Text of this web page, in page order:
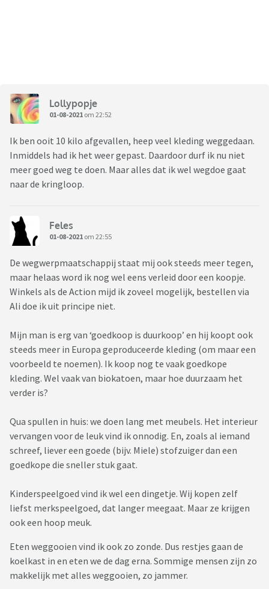
Lollypopje
01-08-2021 om 22:52
Ik ben ooit 10 kilo afgevallen, heep veel kleding weggedaan.
Inmiddels had ik het weer gepast. Daardoor durf ik nu niet
meer goed weg te doen. Maar alles dat ik wel wegdoe gaat
naar de kringloop.
Feles
01-08-2021 om 22:55
De wegwerpmaatschappij staat mij ook steeds meer tegen,
maar helaas word ik nog wel eens verleid door een koopje.
Winkels als de Action mijd ik zoveel mogelijk, bestellen via
Ali doe ik uit principe niet.
Mijn man is erg van ‘goedkoop is duurkoop’ en hij koopt ook
steeds meer in Europa geproduceerde kleding (om maar een
voorbeeld te noemen). Ik koop nog te vaak goedkope
kleding. Wel vaak van biokatoen, maar hoe duurzaam het
verder is?
Qua spullen in huis: we doen lang met meubels. Het interieur
vervangen voor de leuk vind ik onnodig. En, zoals al iemand
schreef, liever een goede (bijv. Miele) stofzuiger dan een
goedkope die sneller stuk gaat.
Kinderspeelgoed vind ik wel een dingetje. Wij kopen zelf
liefst merkspeelgoed, dat langer meegaat. Maar ze krijgen
ook een hoop meuk.
Eten weggooien vind ik ook zo zonde. Dus restjes gaan de
koelkast in en eten we de dag erna. Sommige mensen zijn zo
makkelijk met alles weggooien, zo jammer.